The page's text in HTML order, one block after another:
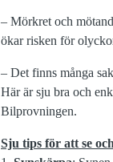
– Mörkret och
ökar risken för
– Det finns många
Här är sju bra och
Bilprovningen.
Sju tips för att se